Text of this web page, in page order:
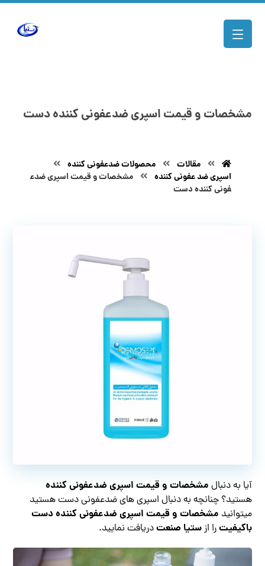
مشخصات و قیمت اسپری ضدعفونی کننده دست
مقالات
محصولات ضدعفونی کننده
اسپری ضد عفونی کننده
مشخصات و قیمت اسپری ضدع
فونی کننده دست
آیا به دنبال مشخصات و قیمت اسپری ضدعفونی کننده
هستید؟ چنانچه به دنبال اسپری های ضدعفونی دست هستید
میتوانید مشخصات و قیمت اسپری ضدعفونی کننده دست
باکیفیترا ازستیا صنعتدریافت نمایید.